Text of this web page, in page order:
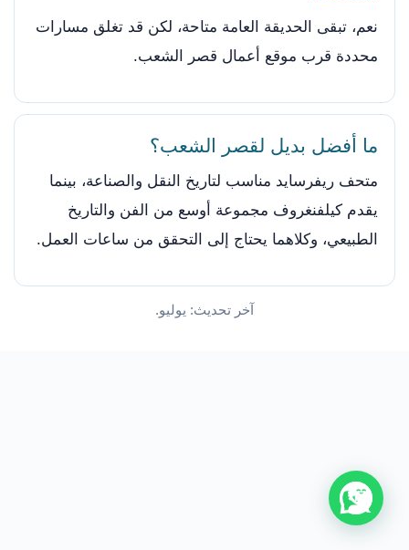
نعم، تبقى الحديقة العامة متاحة، لكن قد تغلق مسارات
محددة قرب موقع أعمال قصر الشعب.
ما أفضل بديل لقصر الشعب؟
متحف ريفرسايد مناسب لتاريخ النقل والصناعة، بينما
يقدم كيلفنغروف مجموعة أوسع من الفن والتاريخ
الطبيعي، وكلاهما يحتاج إلى التحقق من ساعات العمل.
آخر تحديث: يوليو.